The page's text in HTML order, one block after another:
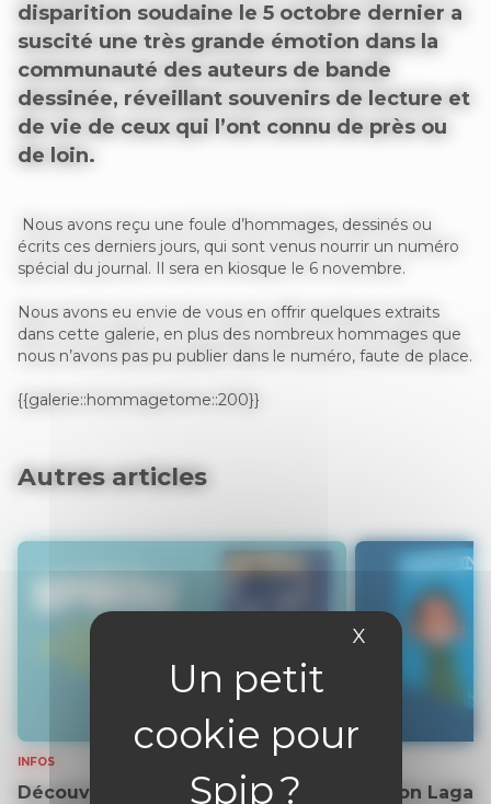
X Masquer le
disparition soudaine le 5 octobre dernier a
suscité une très grande émotion dans la
communauté des auteurs de bande
dessinée, réveillant souvenirs de lecture et
de vie de ceux qui l’ont connu de près ou
de loin.
Nous avons reçu une foule d’hommages, dessinés ou
écrits ces derniers jours, qui sont venus nourrir un numéro
spécial du journal. Il sera en kiosque le 6 novembre.
Nous avons eu envie de vous en offrir quelques extraits
dans cette galerie, en plus des nombreux hommages que
nous n’avons pas pu publier dans le numéro, faute de place.
{{galerie::hommagetome::200}}
Autres articles
INFOS
Découvrez gratuitement un
Gaston